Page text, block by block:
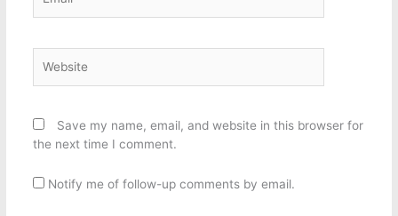
Save my name, email, and website in this browser for
the next time I comment.
Notify me of follow-up comments by email.